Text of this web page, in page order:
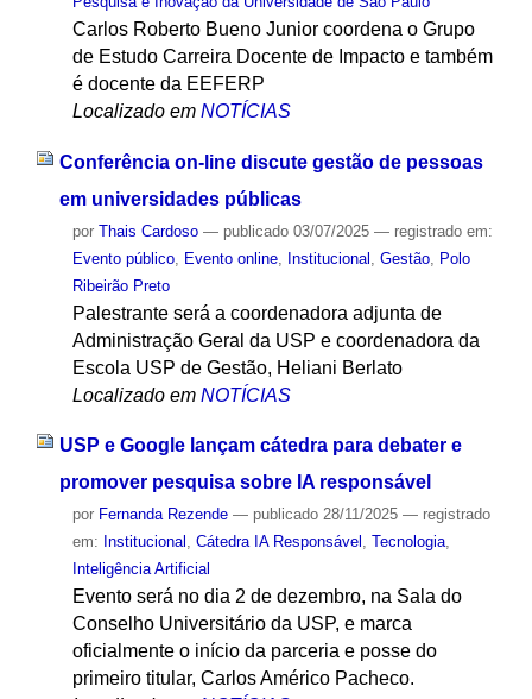
Carlos Roberto Bueno Junior coordena o Grupo
de Estudo Carreira Docente de Impacto e também
é docente da EEFERP
Localizado em NOTÍCIAS
Conferência on-line discute gestão de pessoas
em universidades públicas
por Thais Cardoso — publicado03/07/2025 — registrado em:
Evento público, Evento online, Institucional Gestão, Polo
Ribeirão Preto
Palestrante será a coordenadora adjunta de
Administração Geral da USP e coordenadora da
Escola USP de Gestão, Heliani Berlato
Localizado em NOTÍCIAS
USP e Google lançam cátedra para debater e
promover pesquisa sobre IA responsável
por Fernanda Rezende — publicado28/11/2025 — registrado
em: Institucional , Cátedra IA Responsável , Tecnologia,
Inteligência Artificial
Evento será no dia 2 de dezembro, na Sala do
Conselho Universitário da USP, e marca
oficialmente o início da parceria e posse do
primeiro titular, Carlos Américo Pacheco.